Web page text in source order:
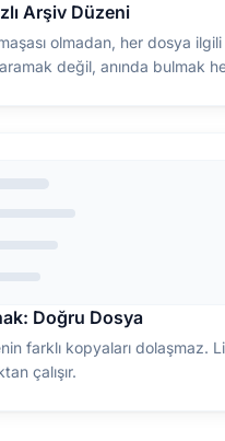
Arşiv Düzeni
olmadan, her dosya
değil, anında bulmak
Doğru Dosya
farklı kopyaları
çalışır.